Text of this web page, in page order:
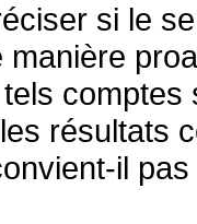
si le
résultats
il